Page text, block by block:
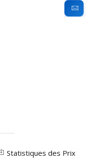
Statistiques des Prix